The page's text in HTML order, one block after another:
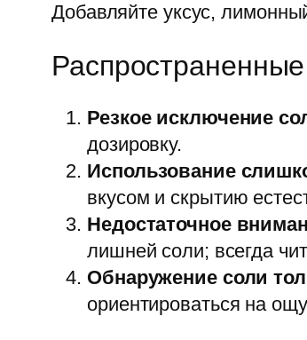
Добавляйте уксус,
Резкое исключение
дозировку.
Использование
вкусом и скрытию
Недостаточное
лишней соли; всегда
Обнаружение соли
ориентироваться на